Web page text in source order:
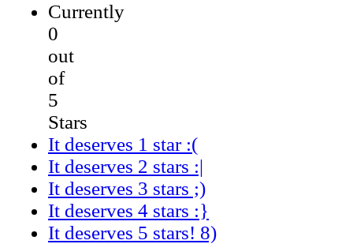
Currently
0
out
of
5
Stars
It deserves 1 star :(
It deserves 2 stars :|
It deserves 3 stars ;)
It deserves 4 stars :}
It deserves 5 stars! 8)